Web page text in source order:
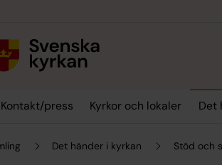
Kontakt/press Kyrkor och lokaler Det
Det händer i kyrkan Stöd och